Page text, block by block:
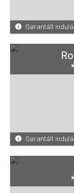
Garantált
Garantált